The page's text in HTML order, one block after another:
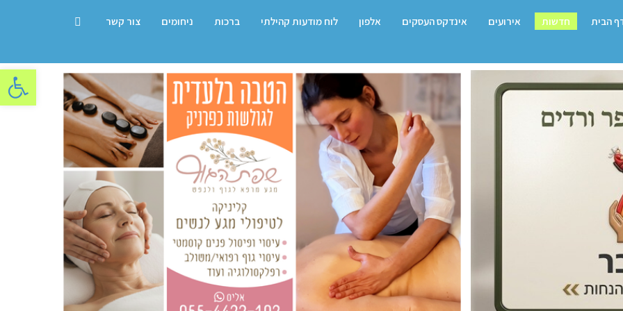
פתח
הבית חדשות אירועים אינדקס העסקים אלפון לוח מודעות קהילתי ברכות ניחומים צור קשר